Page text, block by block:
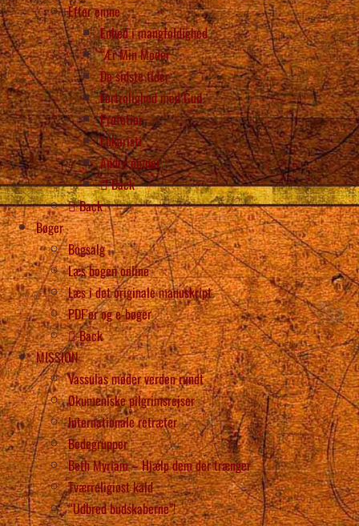
Efter emne
Enhed i mangfoldighed
“Ær Min Moder
De sidste tider
Fortrolighed med Gud
Profetier
Eukaristi
Andre emner
Back
Back
Bøger
Bogsalg
Læs bogen online
Læs i det originale manuskript
PDF’er og e-bøger
Back
MISSION
Vassulas møder verden rundt
Økumeniske pilgrimsrejser
Internationale retræter
Bedegrupper
Beth Myriam – Hjælp dem der trænger
Tværreligiøst kald
“Udbred budskaberne”!